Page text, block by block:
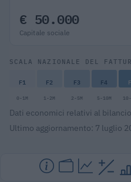
€ 50.000
Capitale sociale
SCALA NAZIONALE DEL
F1 F2 F3 F4
0-1M 1-2M 2-5M 5-10M
Dati economici relativi al
Ultimo aggiornamento: 7 luglio